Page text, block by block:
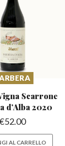
Scarrone
d’Alba 2020
52.00
AL CARRELLO